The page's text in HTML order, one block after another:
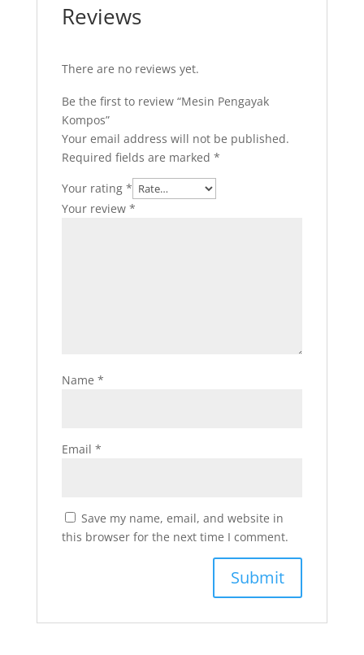
Reviews
There are no reviews yet.
Be the first to review “Mesin Pengayak
Kompos”
Your email address will not be published.
Required fields are marked *
Your rating *
Your review *
Name *
Email *
Save my name, email, and website in
this browser for the next time I comment.